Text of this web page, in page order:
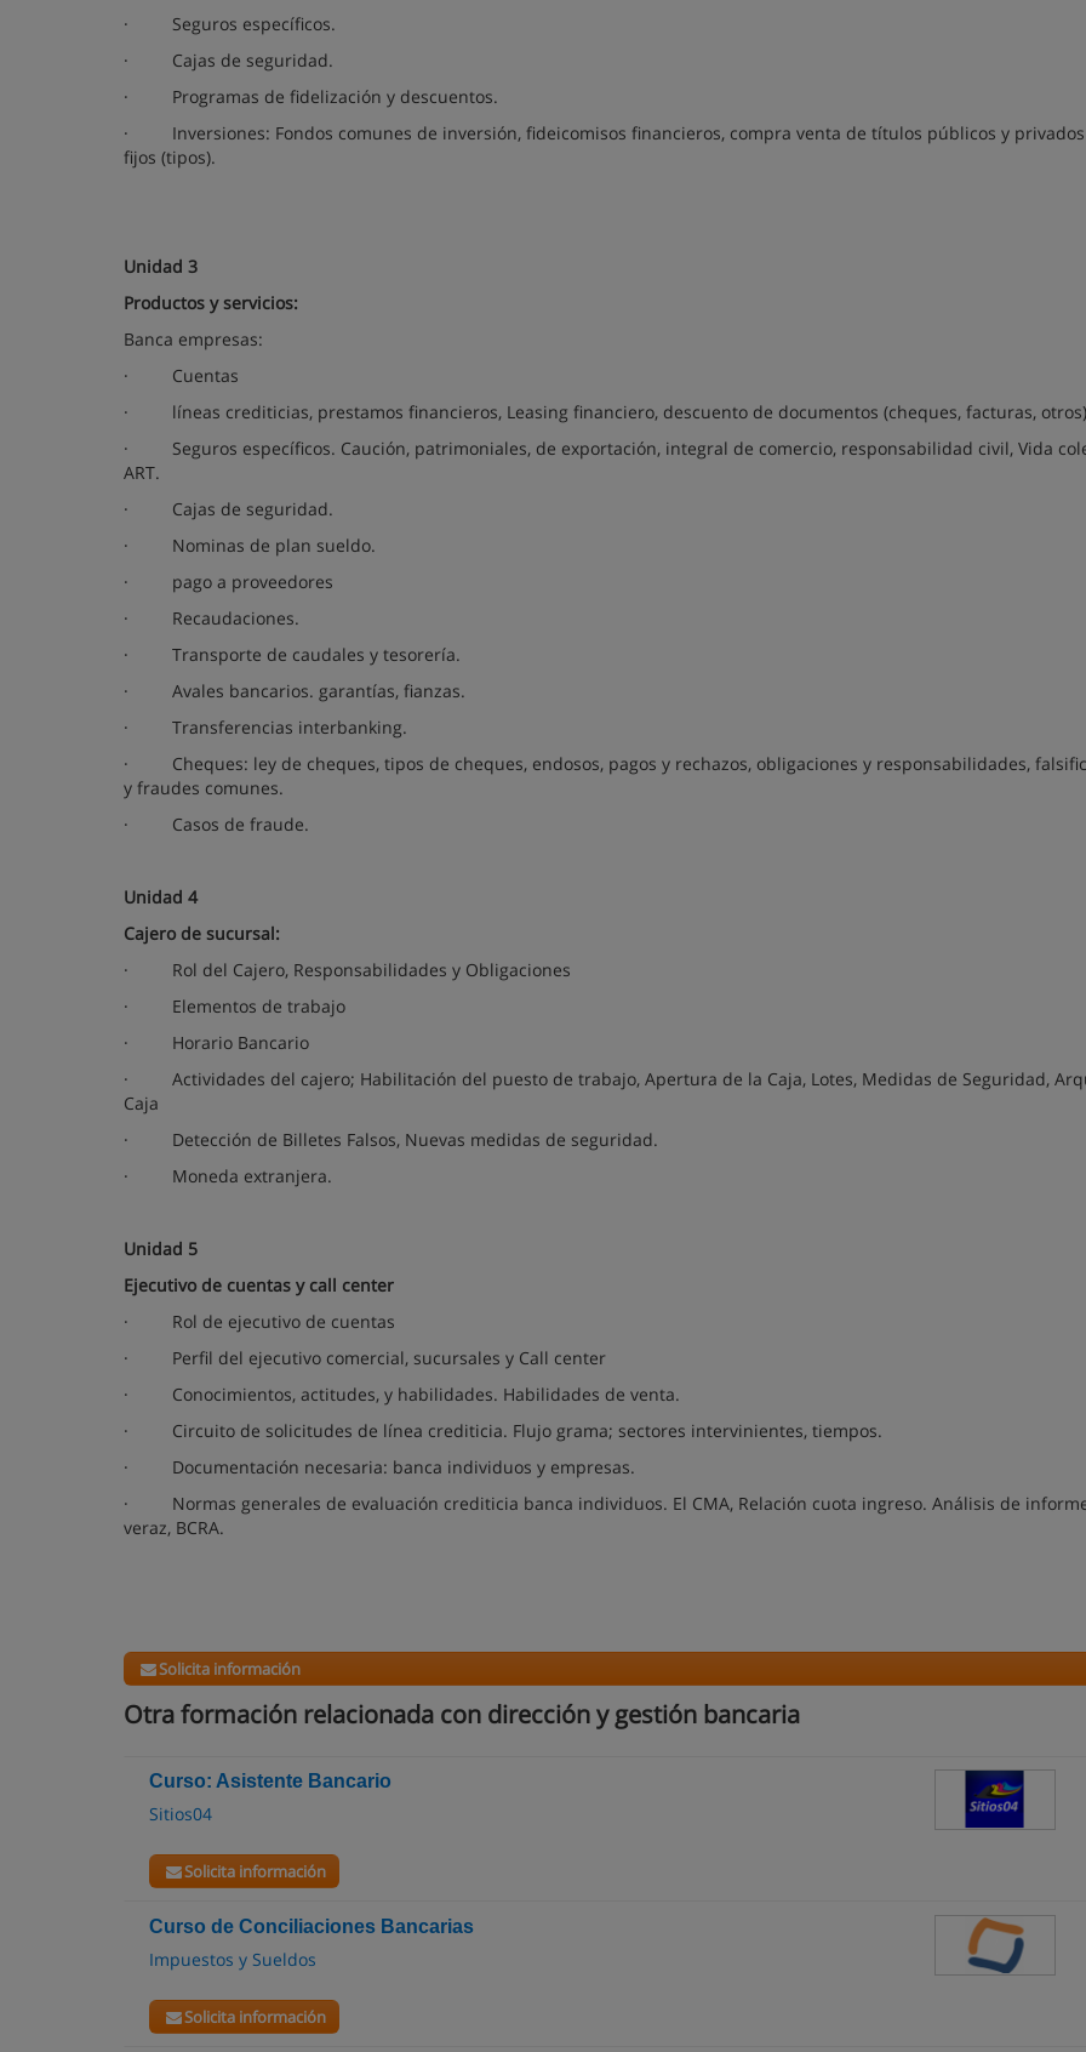
·
Seguros específicos.
·
Cajas de seguridad.
·
Programas de fidelización y descuentos.
·
Inversiones: Fondos comunes de inversión, fideicomisos financieros, compra venta de títulos públicos y
fijos (tipos).
Unidad 3
Productos y servicios:
Banca empresas:
·
Cuentas
·
líneas crediticias, prestamos financieros, Leasing financiero, descuento de documentos (cheques, facturas,
·
Seguros específicos. Caución, patrimoniales, de exportación, integral de comercio, responsabilidad civil, Vida
ART.
·
Cajas de seguridad.
·
Nominas de plan sueldo.
·
pago a proveedores
·
Recaudaciones.
·
Transporte de caudales y tesorería.
·
Avales bancarios. garantías, fianzas.
·
Transferencias interbanking.
·
Cheques: ley de cheques, tipos de cheques, endosos, pagos y rechazos, obligaciones y responsabilidades,
y fraudes comunes.
·
Casos de fraude.
Unidad 4
Cajero de sucursal:
·
Rol del Cajero, Responsabilidades y Obligaciones
·
Elementos de trabajo
·
Horario Bancario
·
Actividades del cajero; Habilitación del puesto de trabajo, Apertura de la Caja, Lotes, Medidas de Seguridad,
Caja
·
Detección de Billetes Falsos, Nuevas medidas de seguridad.
·
Moneda extranjera.
Unidad 5
Ejecutivo de cuentas y call center
·
Rol de ejecutivo de cuentas
·
Perfil del ejecutivo comercial, sucursales y Call center
·
Conocimientos, actitudes, y habilidades. Habilidades de venta.
·
Circuito de solicitudes de línea crediticia. Flujo grama; sectores intervinientes, tiempos.
·
Documentación necesaria: banca individuos y empresas.
·
Normas generales de evaluación crediticia banca individuos. El CMA, Relación cuota ingreso. Análisis de
veraz, BCRA.
Solicita información
Otra formación relacionada con dirección y gestión bancaria
Curso: Asistente Bancario
Sitios04
Solicita información
Curso de Conciliaciones Bancarias
Impuestos y Sueldos
Solicita información